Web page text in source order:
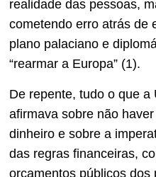
realidade das pessoas,
cometendo erro atrás de
plano palaciano e
“rearmar a Europa” (1).
De repente, tudo o que a
afirmava sobre não
dinheiro e sobre a
das regras financeiras,
orçamentos públicos dos